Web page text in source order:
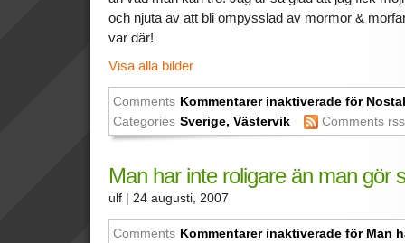
och njuta av att bli ompysslad av mormor &
var där!
Visa alla bilder
Comments Kommentarer inaktiverade för
Categories Sverige,Västervik Comments rss
Man har inte roligare än man gör
ulf | 24 augusti, 2007
Comments Kommentarer inaktiverade för Man